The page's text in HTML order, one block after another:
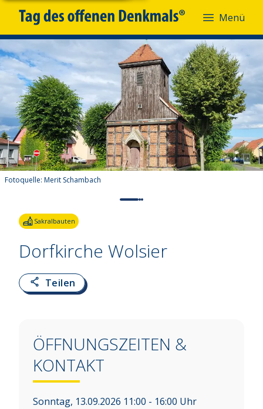
Menü
Fotoquelle: Merit Schambach
Sakralbauten
Dorfkirche Wolsier
Teilen
ÖFFNUNGSZEITEN &
KONTAKT
Sonntag, 13.09.2026 11:00 - 16:00 Uhr